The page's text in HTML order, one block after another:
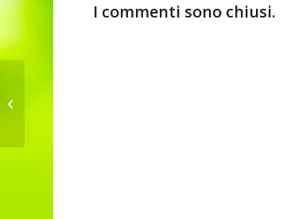
I commenti sono chiusi.